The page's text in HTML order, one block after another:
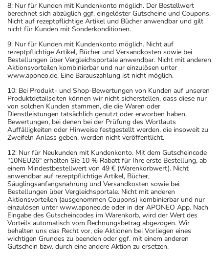
8: Nur für Kunden mit Kundenkonto möglich. Der Bestellwert
berechnet sich abzüglich ggf. eingelöster Gutscheine und Coupons.
Nicht auf rezeptpflichtige Artikel und Bücher anwendbar und gilt
nicht für Kunden mit Sonderkonditionen.
9: Nur für Kunden mit Kundenkonto möglich. Nicht auf
rezeptpflichtige Artikel, Bücher und Versandkosten sowie bei
Bestellungen über Vergleichsportale anwendbar. Nicht mit anderen
Aktionsvorteilen kombinierbar und nur einzulösen unter
www.aponeo.de. Eine Barauszahlung ist nicht möglich.
10: Bei Produkt- und Shop-Bewertungen von Kunden auf unseren
Produktdetailseiten können wir nicht sicherstellen, dass diese nur
von solchen Kunden stammen, die die Waren oder
Dienstleistungen tatsächlich genutzt oder erworben haben.
Bewertungen, bei denen bei der Prüfung des Wortlauts
Auffälligkeiten oder Hinweise festgestellt werden, die insoweit zu
Zweifeln Anlass geben, werden nicht veröffentlicht.
12: Nur für Neukunden mit Kundenkonto. Mit dem Gutscheincode
"10NEU26" erhalten Sie 10 % Rabatt für Ihre erste Bestellung, ab
einem Mindestbestellwert von 49 € (Warenkorbwert). Nicht
anwendbar auf rezeptpflichtige Artikel, Bücher,
Säuglingsanfangsnahrung und Versandkosten sowie bei
Bestellungen über Vergleichsportale. Nicht mit anderen
Aktionsvorteilen (ausgenommen Coupons) kombinierbar und nur
einzulösen unter www.aponeo.de oder in der APONEO App. Nach
Eingabe des Gutscheincodes im Warenkorb, wird der Wert des
Vorteils automatisch vom Rechnungsbetrag abgezogen. Wir
behalten uns das Recht vor, die Aktionen bei Vorliegen eines
wichtigen Grundes zu beenden oder ggf. mit einem anderen
Gutschein bzw. durch eine andere Aktion zu ersetzen.